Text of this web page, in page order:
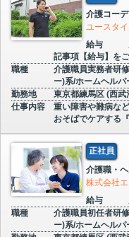
介護コー
ユースタ
給与
記事項【給与】を
職種
介護職員実務者研
ー)系/ホームヘルパ
勤務地
東京都練馬区 (西
仕事内容
重い障害や難病な
おそばでケアする
正社員
介護職・
株式会社
給与
職種
介護職員初任者研
ー)系/ホームヘルパ